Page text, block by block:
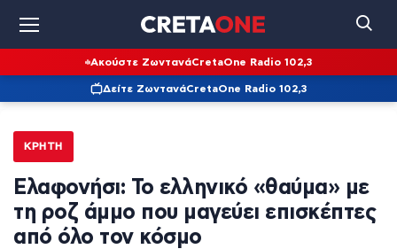
Ακούστε ΖωντανάCretaOne Radio 102,3
Δείτε ΖωντανάCretaOne Radio 102,3
ΚΡΉΤΗ
Ελαφονήσι: Το ελληνικό «θαύμα» με
τη ροζ άμμο που μαγεύει επισκέπτες
από όλο τον κόσμο